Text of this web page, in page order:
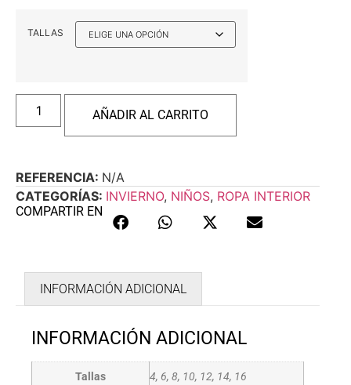
TALLAS
AÑADIR AL CARRITO
REFERENCIA: N/A
CATEGORÍAS: INVIERNO, NIÑOS, ROPA INTERIOR
COMPARTIR EN
INFORMACIÓN ADICIONAL
INFORMACIÓN ADICIONAL
Tallas 4, 6, 8, 10, 12, 14, 16